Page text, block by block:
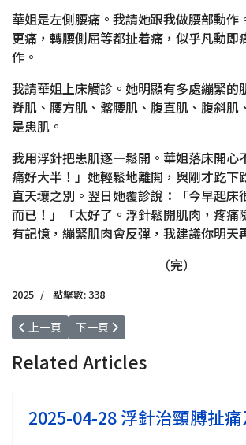
華姐是左側腰痛。我請她跟我做腰部動作
更痛，轉腰側屈等都扯着痛，似乎凡動即
作。
我請華姐上床觸診。她明顯有多處繃緊的
脊肌、腰方肌、髂腰肌、腹直肌、腹斜肌
是患肌。
我用浮針把患肌逐一鬆開。華姐落床開心
痛好大半！」她輕鬆地離開，與剛才趷下
直天壤之別。翌日她覆診說：「今早起床
而已！」「太好了。浮針鬆開肌肉，疼痛
有記憶，繃緊肌肉會反彈，我建議你明天
（完）
2025 點擊數: 338
上一篇文章: 2025-05-15 浮針治手腳冰冷
上一頁 下一篇文章: 2025-04-28 浮針治頸
下一頁
Related Articles
2025-04-28 浮針治頸膊扯